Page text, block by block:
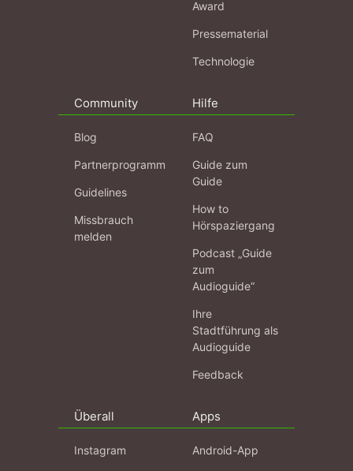
Award
Pressematerial
Technologie
Community
Blog
Partnerprogramm
Guidelines
Missbrauch
melden
Hilfe
FAQ
Guide zum
Guide
How to
Hörspaziergang
Podcast „Guide
zum
Audioguide“
Ihre
Stadtführung als
Audioguide
Feedback
Überall
Instagram
Apps
Android-App